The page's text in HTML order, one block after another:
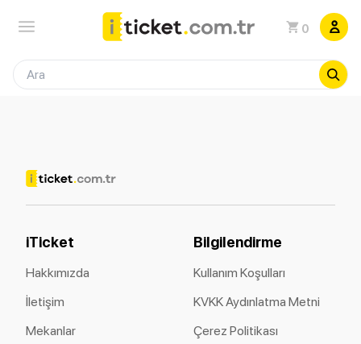
0
iTicket
Hakkımızda
İletişim
Mekanlar
Bilgilendirme
Kullanım Koşulları
KVKK Aydınlatma Metni
Çerez Politikası